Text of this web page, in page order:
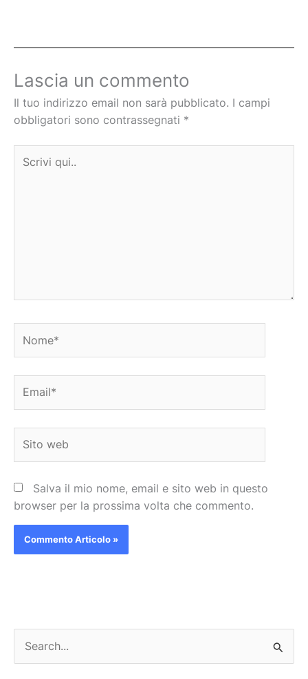
Lascia un commento
Il tuo indirizzo email non sarà pubblicato. I campi
obbligatori sono contrassegnati *
qui..
web
Salva il mio nome, email e sito web in questo
browser per la prossima volta che commento.